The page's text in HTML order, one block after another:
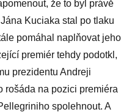
že to byl právě
Kuciaka stal po tlaku
pomáhal naplňovat jeho
premiér tehdy podotkl,
prezidentu Andreji
rošáda na pozici premiéra
spolehnout. A